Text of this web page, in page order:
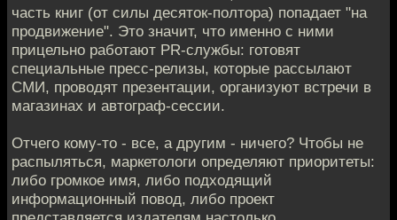
часть книг (от силы десяток-полтора) попадает "на
продвижение". Это значит, что именно с ними
прицельно работают PR-службы: готовят
специальные пресс-релизы, которые рассылают
СМИ, проводят презентации, организуют встречи в
магазинах и автограф-сессии.
Отчего кому-то - все, а другим - ничего? Чтобы не
распыляться, маркетологи определяют приоритеты:
либо громкое имя, либо подходящий
информационный повод, либо проект